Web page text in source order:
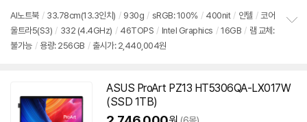
AI노트북 / 33.78cm(13.3인치) / 930g / sRGB: 100% / 400nit / 인텔 / 코어
울트라5(S3) / 332 (4.4GHz) / 46TOPS / Intel Graphics / 16GB / 램 교체:
불가능 / 용량: 256GB / 출시가: 2,440,004원
ASUS ProArt PZ13 HT5306QA-LX017W
(SSD 1TB)